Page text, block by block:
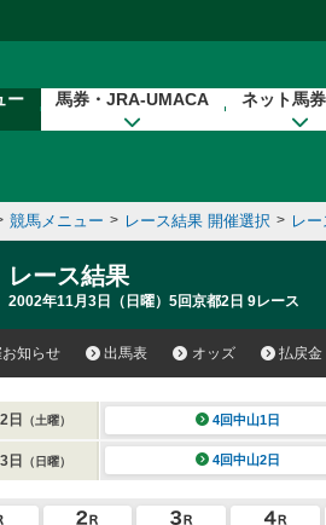
ー 馬券・JRA-UMACA ネット馬
競馬メニュー > レース結果 開催選択 > レ
レース結果
2002年11月3日（日曜）5回京都2日 9レース
知らせ 出馬表 オッズ 払戻金
日 （土曜） 4回中山1日
日 （日曜） 4回中山2日